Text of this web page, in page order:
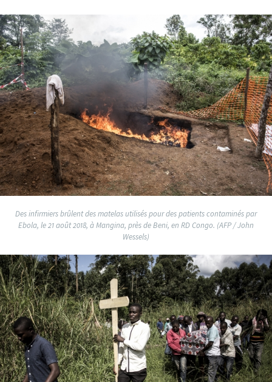
Des infirmiers brûlent des matelas utilisés pour des patients contaminés par
Ebola, le 21 août 2018, à Mangina, près de Beni, en RD Congo. (AFP / John
Wessels)